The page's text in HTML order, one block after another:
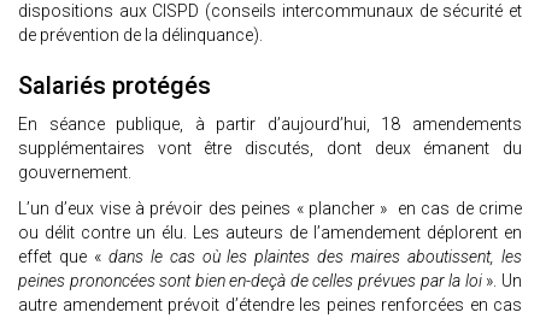
dispositions aux CISPD (conseils intercommunaux de sécurité et
de prévention de la délinquance).
Salariés protégés
En séance publique, à partir d’aujourd’hui, 18 amendements
supplémentaires vont être discutés, dont deux émanent du
gouvernement.
L’un d’eux vise à prévoir des peines « plancher » en cas de crime
ou délit contre un élu. Les auteurs de l’amendement déplorent en
effet que « dans le cas où les plaintes des maires aboutissent, les
peines prononcées sont bien en-deçà de celles prévues par la loi». Un
autre amendement prévoit d’étendre les peines renforcées en cas